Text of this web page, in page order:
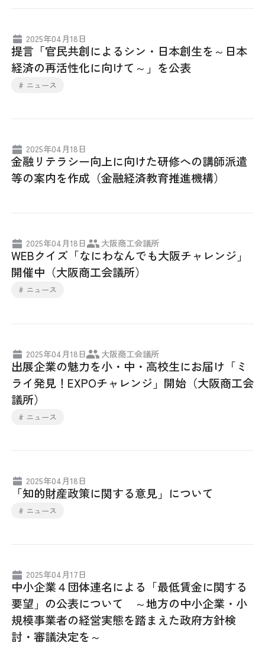
2025年04月18日
提言「官民共創によるシン・日本創生を～日本
経済の再活性化に向けて～」を公表
# ニュース
2025年04月18日
金融リテラシー向上に向けた研修への講師派遣
等の案内を作成（金融経済教育推進機構）
2025年04月18日 大阪商工会議所
WEBクイズ「なにわなんでも大阪チャレンジ」
開催中（大阪商工会議所）
# ニュース
2025年04月18日 大阪商工会議所
出展企業の魅力を小・中・高校生にお届け「ミ
ライ発見！EXPOチャレンジ」開始（大阪商工会
議所）
# ニュース
2025年04月18日
「知的財産政策に関する意見」について
# ニュース
2025年04月17日
中小企業４団体連名による「最低賃金に関する
要望」の公表について ～地方の中小企業・小
規模事業者の経営実態を踏まえた政府方針検
討・審議決定を～